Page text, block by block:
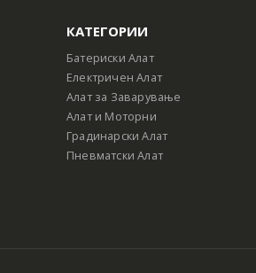
КАТЕГОРИИ
Батериски Алат
Електричен Алат
Алат за Заварување
Алат и Моторни
Градинарски Алат
Пневматски Алат